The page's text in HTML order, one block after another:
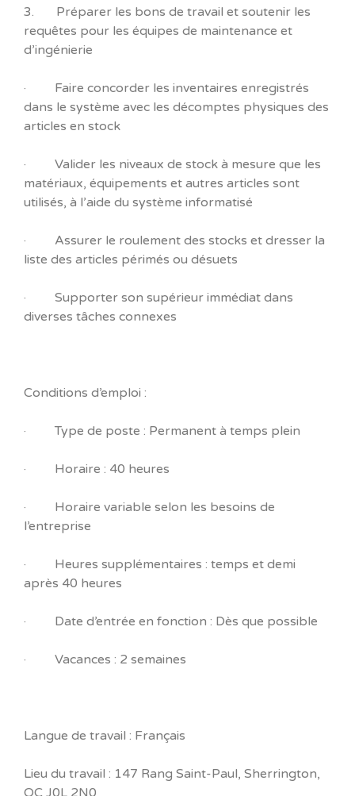
3. Préparer les bons de travail et soutenir les
requêtes pour les équipes de maintenance et
d’ingénierie
· Faire concorder les inventaires enregistrés
dans le système avec les décomptes physiques des
articles en stock
· Valider les niveaux de stock à mesure que les
matériaux, équipements et autres articles sont
utilisés, à l’aide du système informatisé
· Assurer le roulement des stocks et dresser la
liste des articles périmés ou désuets
· Supporter son supérieur immédiat dans
diverses tâches connexes
Conditions d’emploi :
· Type de poste : Permanent à temps plein
· Horaire : 40 heures
· Horaire variable selon les besoins de
l’entreprise
· Heures supplémentaires : temps et demi
après 40 heures
· Date d’entrée en fonction : Dès que possible
· Vacances : 2 semaines
Langue de travail : Français
Lieu du travail : 147 Rang Saint-Paul, Sherrington,
QC J0L 2N0